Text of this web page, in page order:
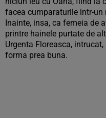
facea cumparaturile intr-un
Inainte, insa, ca femeia de
printre hainele purtate de
Urgenta Floreasca,
forma prea buna.